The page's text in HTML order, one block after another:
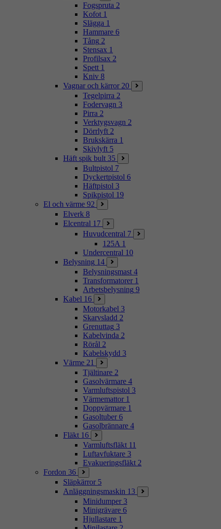
Fogspruta 2
Kofot 1
Slägga 1
Hammare 6
Tång 2
Stensax 1
Profilsax 2
Spett 1
Kniv 8
Vagnar och kärror 20
Tegelpirra 2
Fodervagn 3
Pirra 2
Verktygsvagn 2
Dörrlyft 2
Brukskärra 1
Skivlyft 5
Häft spik bult 35
Bultpistol 7
Dyckertpistol 6
Häftpistol 3
Spikpistol 19
El och värme 92
Elverk 8
Elcentral 17
Huvudcentral 7
125A 1
Undercentral 10
Belysning 14
Belysningsmast 4
Transformatorer 1
Arbetsbelysning 9
Kabel 16
Motorkabel 3
Skarvsladd 2
Grenuttag 3
Kabelvinda 2
Rörål 2
Kabelskydd 3
Värme 21
Tjältinare 2
Gasolvärmare 4
Varmluftspistol 3
Värmemattor 1
Doppvärmare 1
Gasoltuber 6
Gasolbrännare 4
Fläkt 16
Varmluftsfläkt 11
Luftavfuktare 3
Evakueringsfläkt 2
Fordon 36
Släpkärror 5
Anläggningsmaskin 13
Minidumper 3
Minigrävare 6
Hjullastare 1